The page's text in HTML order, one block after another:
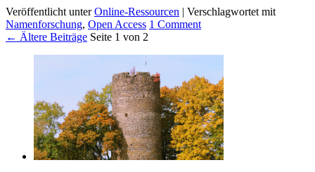
Veröffentlicht unter Online-Ressourcen | Verschlagwortet mit
Namenforschung, Open Access 1 Comment
← Ältere Beiträge Seite 1 von 2